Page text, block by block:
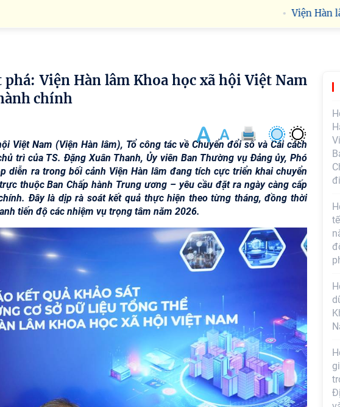
Viện Hàn lâm
chính
Việt Nam (Viện Hàn lâm), Tổ công tác về Chuyển đổi số và Cải cách
trì của TS. Đặng Xuân Thanh, Ủy viên Ban Thường vụ Đảng ủy, Phó
diễn ra trong bối cảnh Viện Hàn lâm đang tích cực triển khai chuyển
thuộc Ban Chấp hành Trung ương – yêu cầu đặt ra ngày càng cấp
Đây là dịp rà soát kết quả thực hiện theo từng tháng, đồng thời
tiến độ các nhiệm vụ trọng tâm năm 2026.